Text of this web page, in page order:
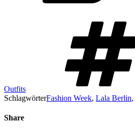
Outfits
SchlagwörterFashion Week, Lala Berlin,
Share